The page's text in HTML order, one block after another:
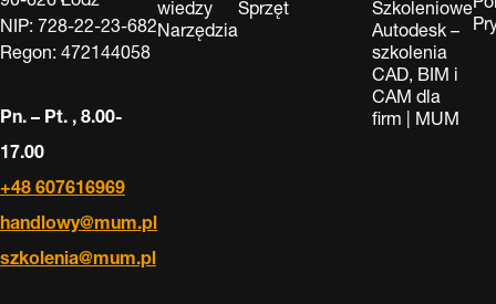
NIP: 728-22-23-682
Regon: 472144058
Pn. – Pt. , 8.00-
17.00
+48 607616969
handlowy@mum.pl
szkolenia@mum.pl
wiedzy
Narzędzia
Sprzęt
Szkoleniowe
Autodesk –
szkolenia
CAD, BIM i
CAM dla
firm | MUM